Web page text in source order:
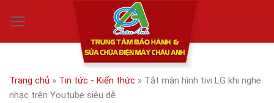
Trang chủ » Tin tức - Kiến thức » Tắt màn hình tivi LG khi nghe
nhạc trên Youtube siêu dễ